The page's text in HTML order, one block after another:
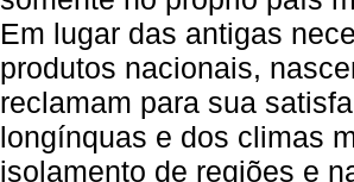
Em lugar das antigas
produtos nacionais,
reclamam para sua
longínquas e dos climas
isolamento de regiões e